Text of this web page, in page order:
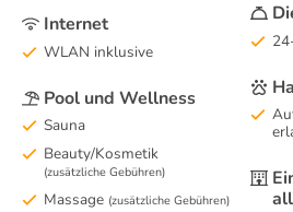
Internet
WLAN inklusive
Pool und Wellness
Sauna
Beauty/Kosmetik
(zusätzliche Gebühren)
Massage (zusätzliche Gebühren)